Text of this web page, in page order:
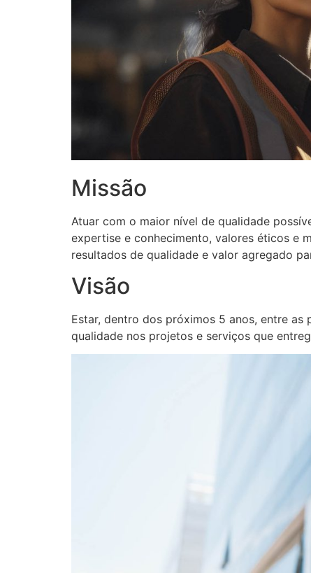
Missão
Atuar com o maior nível de qualidade
expertise e conhecimento, valores éticos e
resultados de qualidade e valor agregado
Visão
Estar, dentro dos próximos 5 anos, entre
qualidade nos projetos e serviços que